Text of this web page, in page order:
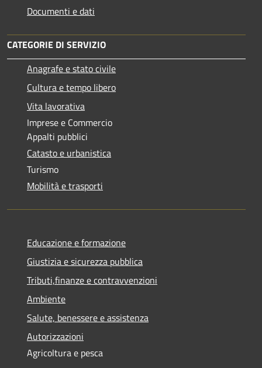
Documenti e dati
CATEGORIE DI SERVIZIO
Anagrafe e stato civile
Cultura e tempo libero
Vita lavorativa
Imprese e Commercio
Appalti pubblici
Catasto e urbanistica
Turismo
Mobilità e trasporti
Educazione e formazione
Giustizia e sicurezza pubblica
Tributi,finanze e contravvenzioni
Ambiente
Salute, benessere e assistenza
Autorizzazioni
Agricoltura e pesca